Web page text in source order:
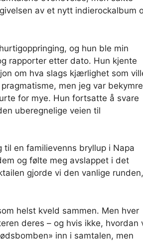
av et nytt indierockalbum
og hun ble min
rapporter etter dato. Hun kjente
om hva slags kjærlighet som
men jeg var
for mye. Hun fortsatte å svare
uberegnelige veien til
en familievenns bryllup i Napa
og følte meg avslappet i det
gjorde vi den vanlige runden,
helst kveld sammen. Men hver
deres – og hvis ikke, hvordan
inn i samtalen, men